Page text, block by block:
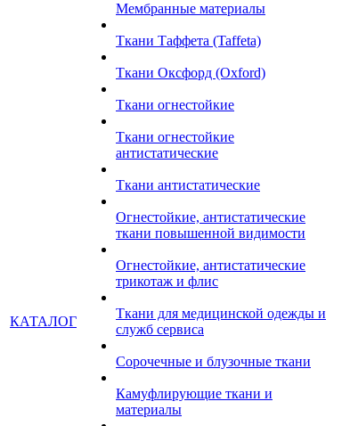
КАТАЛОГ
Мембранные материалы
Ткани Таффета (Taffeta)
Ткани Оксфорд (Oxford)
Ткани огнестойкие
Ткани огнестойкие
антистатические
Ткани антистатические
Огнестойкие, антистатические
ткани повышенной видимости
Огнестойкие, антистатические
трикотаж и флис
Ткани для медицинской одежды и
служб сервиса
Сорочечные и блузочные ткани
Камуфлирующие ткани и
материалы